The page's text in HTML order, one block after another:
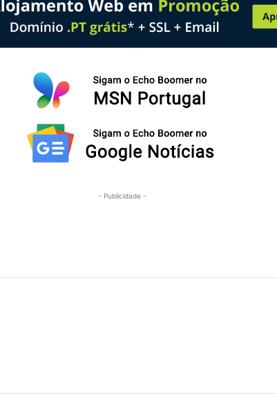
- Publicidade -